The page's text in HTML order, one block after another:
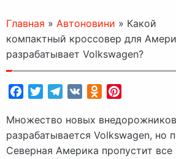
Главная » Автоновини » Какой
компактный кроссовер для
разрабатывает Volkswagen?
FacebookTwitterTelegram
VK Odnoklassniki
Множество новых
разрабатывается Volkswagen, но
Северная Америка пропустит